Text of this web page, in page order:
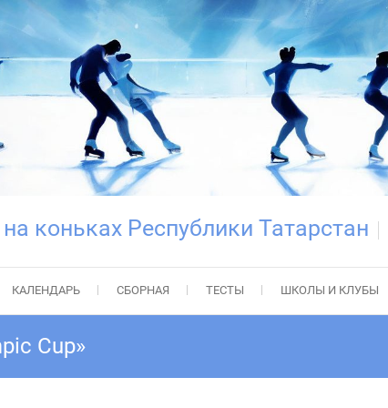
коньках Республики Татарстан
КАЛЕНДАРЬ СБОРНАЯ ТЕСТЫ ШКОЛЫ И КЛУБЫ
Cup»